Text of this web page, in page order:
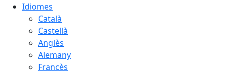
Idiomes
Català
Castellà
Anglès
Alemany
Francès